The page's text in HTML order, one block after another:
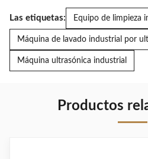
Las etiquetas: Equipo de limpieza
Máquina de lavado industrial por
Máquina ultrasónica industrial
Productos